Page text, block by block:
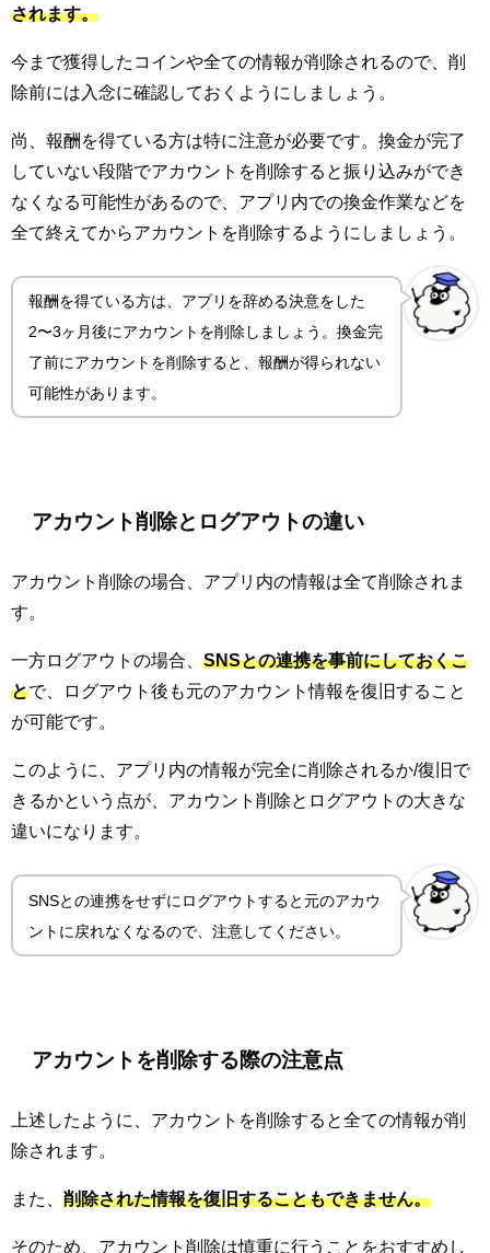
されます。
今まで獲得したコインや全ての情報が削除されるので、削
除前には入念に確認しておくようにしましょう。
尚、報酬を得ている方は特に注意が必要です。換金が完了
していない段階でアカウントを削除すると振り込みができ
なくなる可能性があるので、アプリ内での換金作業などを
全て終えてからアカウントを削除するようにしましょう。
報酬を得ている方は、アプリを辞める決意をした
2〜3ヶ月後にアカウントを削除しましょう。換金完
了前にアカウントを削除すると、報酬が得られない
可能性があります。
アカウント削除とログアウトの違い
アカウント削除の場合、アプリ内の情報は全て削除されま
す。
一方ログアウトの場合、 SNSとの連携を事前にしておくこ
とで、ログアウト後も元のアカウント情報を復旧すること
が可能です。
このように、アプリ内の情報が完全に削除されるか/復旧で
きるかという点が、アカウント削除とログアウトの大きな
違いになります。
SNSとの連携をせずにログアウトすると元のアカウ
ントに戻れなくなるので、注意してください。
アカウントを削除する際の注意点
上述したように、アカウントを削除すると全ての情報が削
除されます。
また、 削除された情報を復旧することもできません。
そのため、アカウント削除は慎重に行うことをおすすめし